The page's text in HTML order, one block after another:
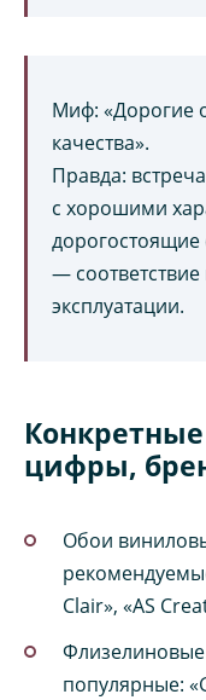
Миф: «Дорогие
качества».
Правда:
с хорошими
дорогостоящие
—
эксплуатации.
цифры,
Обои
Clair», «AS
популярные: